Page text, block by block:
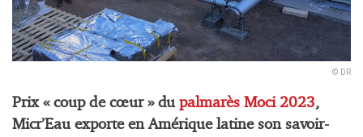
© DR
Prix « coup de cœur » du palmarès Moci 2023,
Micr’Eau exporte en Amérique latine son savoir-